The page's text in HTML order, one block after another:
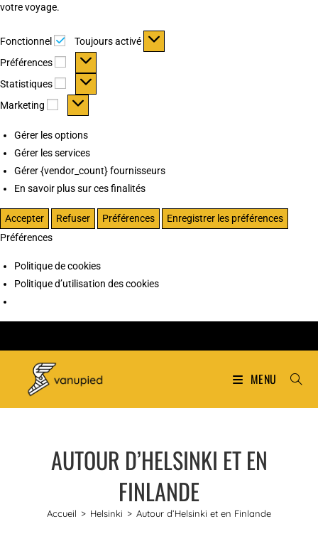
votre voyage.
Fonctionnel Fonctionnel
Toujours activé
Préférences
Préférences
Statistiques Statistiques
Marketing Marketing
Gérer les options
Gérer les services
Gérer {vendor_count} fournisseurs
En savoir plus sur ces finalités
Accepter Refuser Préférences
Enregistrer les préférences
Préférences
Politique de cookies
Politique d’utilisation des cookies
MENU
AUTOUR D’HELSINKI ET EN
FINLANDE
Accueil > Helsinki > Autour d’Helsinki et en Finlande